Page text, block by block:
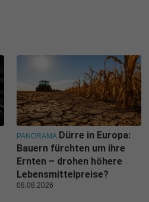
PANORAMA Dürre in Europa:
Bauern fürchten um ihre
Ernten – drohen höhere
Lebensmittelpreise?
08.08.2026